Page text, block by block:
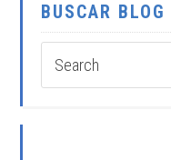
BUSCAR BLOG